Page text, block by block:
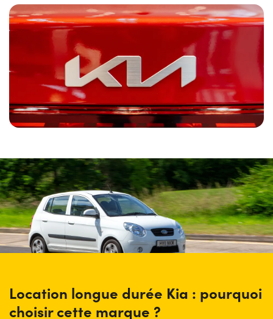
problèmes de flexibilité en ajustant la durée et le
kilométrage en fonction deleurs besoins réels. Mais ce
n’est pas tout, les offres lld kia permettent également
d’oublier définitivement le risque de frais
supplémentaires liés à l’entretien ou à la dépréciation du
véhicule. Une fois le contrat terminé, dont la durée varie
également selon la
décision du client
, il sera possible de
restituer la voiture sans se soucier le moins du monde de
la revente du véhicule d’occasion. Chacun pourra décider
en fonction de son intérêt personnel de renouveler le
demander un autre modèle. Grâce aux offres lld kia , les
particuliers et les entreprises seront libres de se
concentrer uniquement sur la conduite, sans avoir à se
souvenir des échéances importantes et avec la possibilité
de toujours conduire des modèles neufs et équipés des
dernières technologies.
Location longue durée Kia : pourquoi
choisir cette marque ?